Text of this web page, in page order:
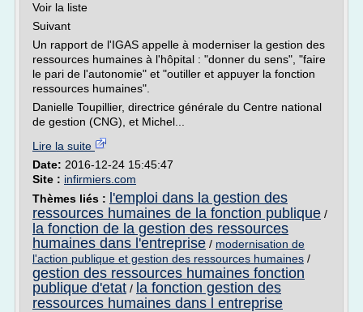
Voir la liste
Suivant
Un rapport de l'IGAS appelle à moderniser la gestion des
ressources humaines à l'hôpital : "donner du sens", "faire
le pari de l'autonomie" et "outiller et appuyer la fonction
ressources humaines".
Danielle Toupillier, directrice générale du Centre national
de gestion (CNG), et Michel...
Lire la suite
Date: 2016-12-24 15:45:47
Site : infirmiers.com
Thèmes liés :
l'emploi dans la gestion des
ressources humaines de la fonction publique /
la fonction de la gestion des ressources
humaines dans l'entreprise / modernisation de
l'action publique et gestion des ressources humaines /
gestion des ressources humaines fonction
publique d'etat / la fonction gestion des
ressources humaines dans l entreprise